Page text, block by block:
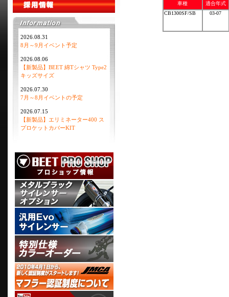
2026.08.31
8月～9月イベント予定
2026.08.06
【新製品】BEET 綿Tシャツ Type2
キッズサイズ
2026.07.30
7月～8月イベントの予定
2026.07.15
【新製品】エリミネーター400 ス
プロケットカバーKIT
車種
適合年式
CB1300SF/SB
03-07